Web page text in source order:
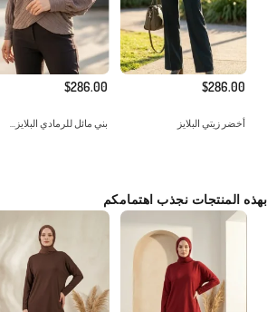
$286.00
أخضر زيتي البلايز
$286.00
بني مائل للرمادي البلايز...
بهذه المنتجات نجذب اهتمامكم